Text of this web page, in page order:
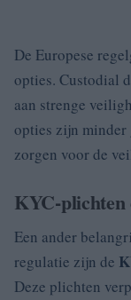
De Europese
opties. Custodial
aan strenge
opties zijn minder
zorgen voor de
KYC-plichten
Een ander
regulatie zijn de
Deze plichten